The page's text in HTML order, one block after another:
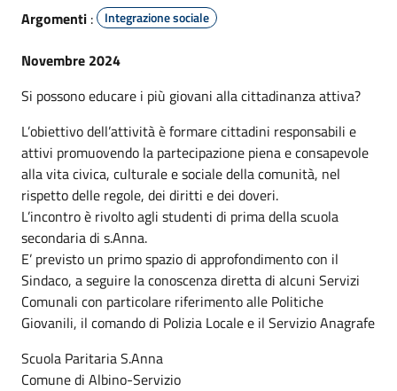
Argomenti : Integrazione sociale
Novembre 2024
Si possono educare i più giovani alla cittadinanza attiva?
L’obiettivo dell’attività è formare cittadini responsabili e
attivi promuovendo la partecipazione piena e consapevole
alla vita civica, culturale e sociale della comunità, nel
rispetto delle regole, dei diritti e dei doveri.
L’incontro è rivolto agli studenti di prima della scuola
secondaria di s.Anna.
E’ previsto un primo spazio di approfondimento con il
Sindaco, a seguire la conoscenza diretta di alcuni Servizi
Comunali con particolare riferimento alle Politiche
Giovanili, il comando di Polizia Locale e il Servizio Anagrafe
Scuola Paritaria S.Anna
Comune di Albino-Servizio